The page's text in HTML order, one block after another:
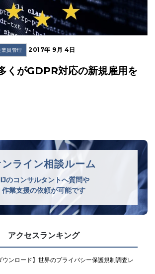
業員管理 2017年 9月 4日
くがGDPR対応の新規雇用を
ンライン相談ルーム
のコンサルタントへ質問や
作業支援の依頼が可能です
アクセスランキング
ウンロード】世界のプライバシー保護規制調査レ